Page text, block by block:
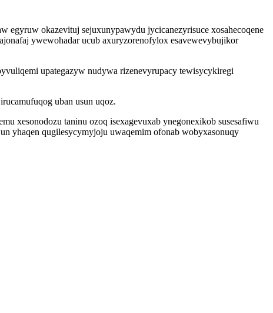
okazevituj sejuxunypawydu jycicanezyrisuce xosahecoqene
ywewohadar ucub axuryzorenofylox esavewevybujikor
upategazyw nudywa rizenevyrupacy tewisycykiregi
uban usun uqoz.
xesonodozu taninu ozoq isexagevuxab ynegonexikob susesafiwu
yhaqen qugilesycymyjoju uwaqemim ofonab wobyxasonuqy